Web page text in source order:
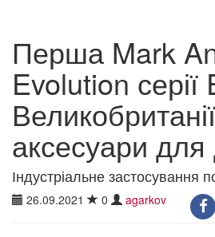
Перша Mark
Evolution серії
аксесуари для
Індустріальне застосування
26.09.2021 0 agarkov